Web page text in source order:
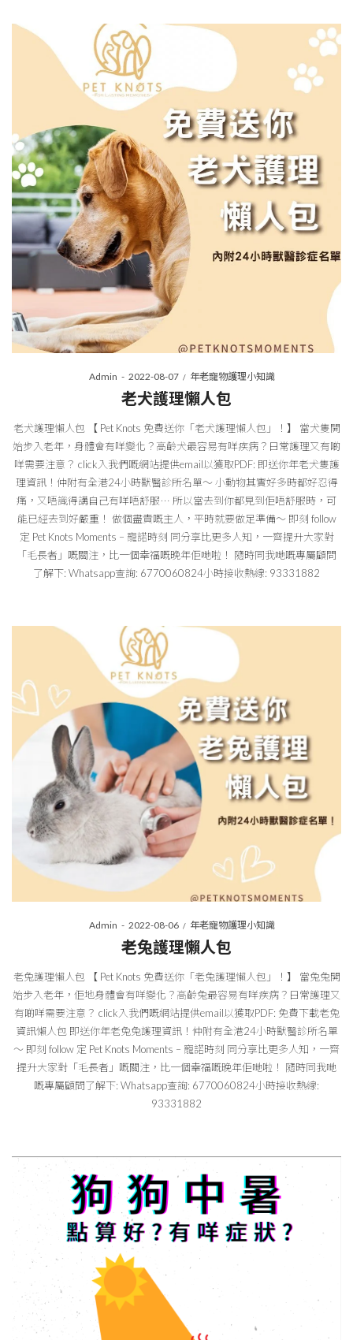
ByAdmin
Posted
on
2022-08-07
Posted
in
年老寵物護理小知識
老犬護理懶人包
老犬護理懶人包 【 Pet Knots 免費送你「老犬護理懶人包」！】 當犬隻開
始步入老年，身體會有咩變化？高齡犬最容易有咩疾病？日常護理又有啲
咩需要注意？ click入我們嘅網站提供email以獲取PDF: 即送你年老犬隻護
理資訊！仲附有全港24小時獸醫診所名單～ 小動物其實好多時都好忍得
痛，又唔識得講自己有咩唔舒服⋯ 所以當去到你都見到佢唔舒服時，可
能已經去到好嚴重！ 做個盡責嘅主人，平時就要做足準備～ 即刻 follow
定 Pet Knots Moments – 寵諾時刻 同分享比更多人知，一齊提升大家對
「毛長者」嘅關注，比一個幸福嘅晚年佢哋啦！ 隨時同我哋嘅專屬顧問
了解下: Whatsapp查詢: 6770060824小時接收熱線: 93331882
ByAdmin
Posted
on
2022-08-06
Posted
in
年老寵物護理小知識
老兔護理懶人包
老兔護理懶人包 【 Pet Knots 免費送你「老兔護理懶人包」！】 當兔兔開
始步入老年，佢地身體會有咩變化？高齡兔最容易有咩疾病？日常護理又
有啲咩需要注意？ click入我們嘅網站提供email以獲取PDF: 免費下載老兔
資訊懶人包 即送你年老兔兔護理資訊！仲附有全港24小時獸醫診所名單
～ 即刻 follow 定 Pet Knots Moments – 寵諾時刻 同分享比更多人知，一齊
提升大家對「毛長者」嘅關注，比一個幸福嘅晚年佢哋啦！ 隨時同我哋
嘅專屬顧問了解下: Whatsapp查詢: 6770060824小時接收熱線:
93331882